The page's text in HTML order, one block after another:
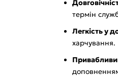
термін
Легкість у
харчування.